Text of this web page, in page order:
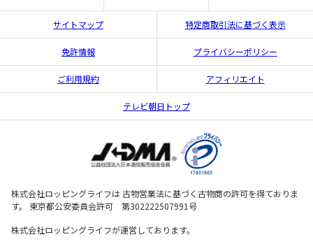
サイトマップ 特定商取引法に基づく表示
免許情報 プライバシーポリシー
ご利用規約 アフィリエイト
テレビ朝日トップ
株式会社ロッピングライフは 古物営業法に基づく古物商の許可を得ておりま
す。 東京都公安委員会許可 第302222507991号
株式会社ロッピングライフが運営しております。